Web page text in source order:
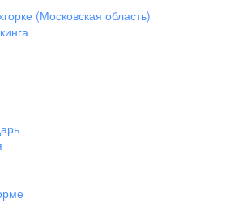
(Московская область)